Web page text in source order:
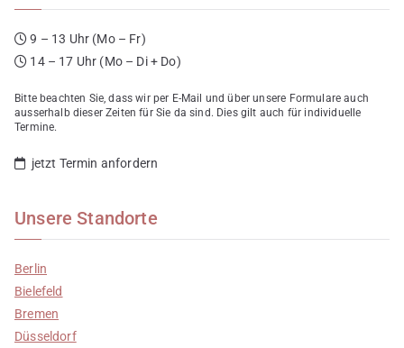
9 – 13 Uhr (Mo – Fr)
14 – 17 Uhr (Mo – Di + Do)
Bitte beachten Sie, dass wir per E-Mail und über unsere Formulare auch
ausserhalb dieser Zeiten für Sie da sind. Dies gilt auch für individuelle
Termine.
jetzt Termin anfordern
Unsere Standorte
Berlin
Bielefeld
Bremen
Düsseldorf